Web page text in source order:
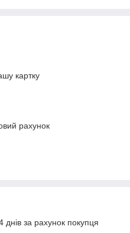
картку
рахунок
за рахунок покупця